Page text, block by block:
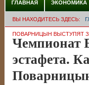
ГЛАВНАЯ ЭКОНОМИКА
ВЫ НАХОДИТЕСЬ ЗДЕСЬ:
ПОВАРНИЦЫН ВЫСТУПЯТ
эстафета.